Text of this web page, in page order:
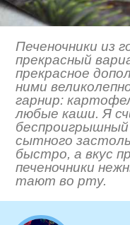
Печеночники из
прекрасный
прекрасное
ними
гарнир:
любые каши. Я
беспроигрышный
сытного
быстро, а вкус
печеночники
тают во рту.